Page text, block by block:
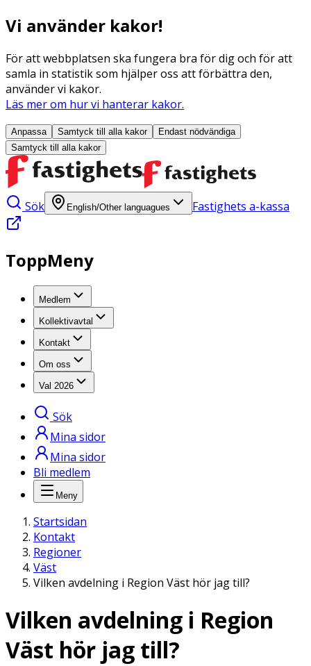
Vi använder kakor!
För att webbplatsen ska fungera bra för dig och för att
samla in statistik som hjälper oss att förbättra den,
använder vi kakor.
Läs mer om hur vi hanterar kakor.
Anpassa Samtyck till alla kakor
Endast nödvändiga
Samtyck till alla kakor
Sök English/Other languagues Fastighets a-kassa
ToppMeny
Medlem
Kollektivavtal
Kontakt
Om oss
Val 2026
Sök
Mina sidor
Mina sidor
Bli medlem
Meny
Startsidan
Kontakt
Regioner
Väst
Vilken avdelning i Region Väst hör jag till?
Vilken avdelning i Region
Väst hör jag till?